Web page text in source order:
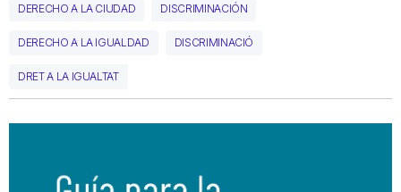
DERECHO A LA CIUDAD DISCRIMINACIÓN
DERECHO A LA IGUALDAD DISCRIMINACIÓ
DRET A LA IGUALTAT